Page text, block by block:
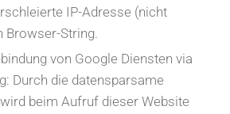
IP-Adresse (nicht
Browser-String.
von Google Diensten via
Durch die datensparsame
beim Aufruf dieser Website